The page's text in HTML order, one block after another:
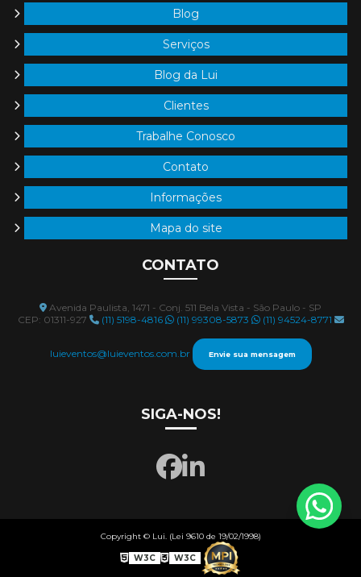
Blog
Serviços
Blog da Lui
Clientes
Trabalhe Conosco
Contato
Informações
Mapa do site
CONTATO
Avenida Paulista, 1471 - Conj. 511 Bela Vista - São Paulo - SP
CEP: 01311-927
(11) 5198-4816 (11) 99308-5873 (11) 94524-8771
luieventos@luieventos.com.br Envie sua mensagem
SIGA-NOS!
Copyright © Lui. (Lei 9610 de 19/02/1998)
W3C W3C